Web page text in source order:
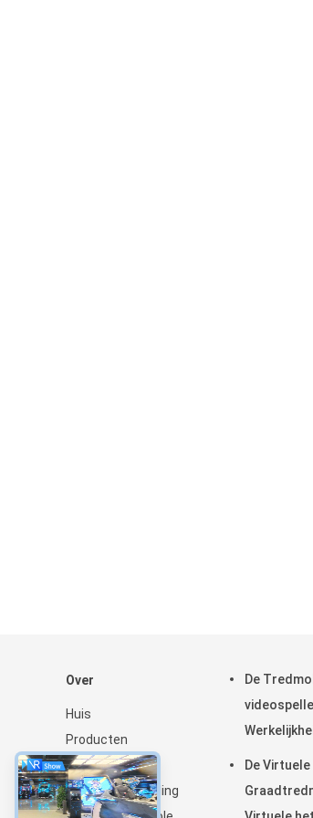
Over
Huis
Producten
Over ons
Fabrieksrondleiding
De
De